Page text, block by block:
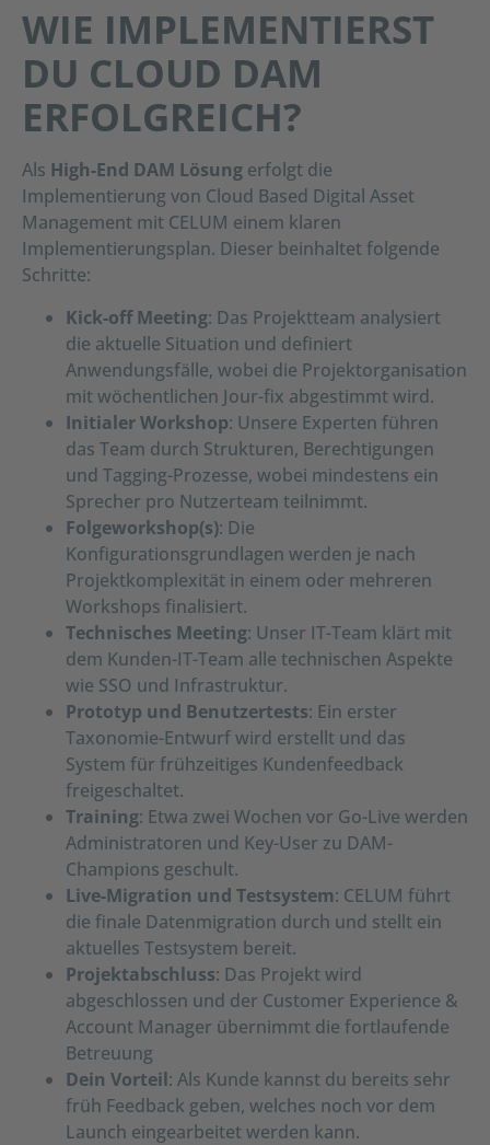
WIE IMPLEMENTIERST
DU CLOUD DAM
ERFOLGREICH?
Als High-End DAM Lösung erfolgt die
Implementierung von Cloud Based Digital Asset
Management mit CELUM einem klaren
Implementierungsplan. Dieser beinhaltet folgende
Schritte:
Kick-off Meeting: Das Projektteam analysiert
die aktuelle Situation und definiert
Anwendungsfälle, wobei die Projektorganisation
mit wöchentlichen Jour-fix abgestimmt wird.
Initialer Workshop: Unsere Experten führen
das Team durch Strukturen, Berechtigungen
und Tagging-Prozesse, wobei mindestens ein
Sprecher pro Nutzerteam teilnimmt.
Folgeworkshop(s): Die
Konfigurationsgrundlagen werden je nach
Projektkomplexität in einem oder mehreren
Workshops finalisiert.
Technisches Meeting: Unser IT-Team klärt mit
dem Kunden-IT-Team alle technischen Aspekte
wie SSO und Infrastruktur.
Prototyp und Benutzertests: Ein erster
Taxonomie-Entwurf wird erstellt und das
System für frühzeitiges Kundenfeedback
freigeschaltet.
Training: Etwa zwei Wochen vor Go-Live werden
Administratoren und Key-User zu DAM-
Champions geschult.
Live-Migration und Testsystem: CELUM führt
die finale Datenmigration durch und stellt ein
aktuelles Testsystem bereit.
Projektabschluss: Das Projekt wird
abgeschlossen und der Customer Experience &
Account Manager übernimmt die fortlaufende
Betreuung
Dein Vorteil: Als Kunde kannst du bereits sehr
früh Feedback geben, welches noch vor dem
Launch eingearbeitet werden kann.